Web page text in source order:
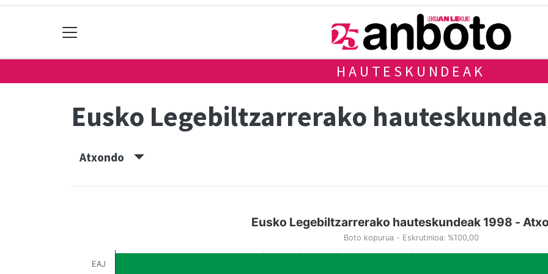
HAUTESKUNDEAK
Eusko Legebiltzarrerako
Atxondo
Eusko Legebiltzarrerako hauteskundeak 1998 -
Boto kopurua - Eskrutinioa: %100,00
EAJ